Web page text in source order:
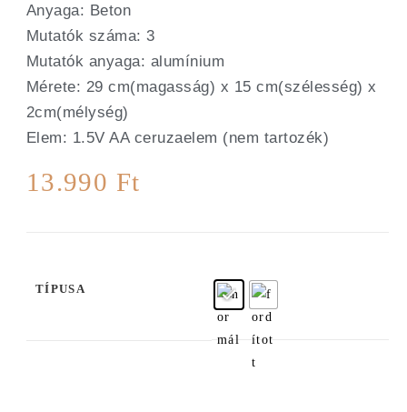
Anyaga: Beton
Mutatók száma: 3
Mutatók anyaga: alumínium
Mérete: 29 cm(magasság) x 15 cm(szélesség) x
2cm(mélység)
Elem: 1.5V AA ceruzaelem (nem tartozék)
13.990 Ft
TÍPUSA